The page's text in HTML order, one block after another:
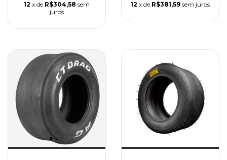
12 x de R$304,58 sem
juros
12 x de R$381,59 sem juros